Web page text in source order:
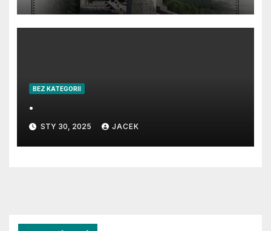
BEZ KATEGORII
.
STY 30, 2025 JACEK